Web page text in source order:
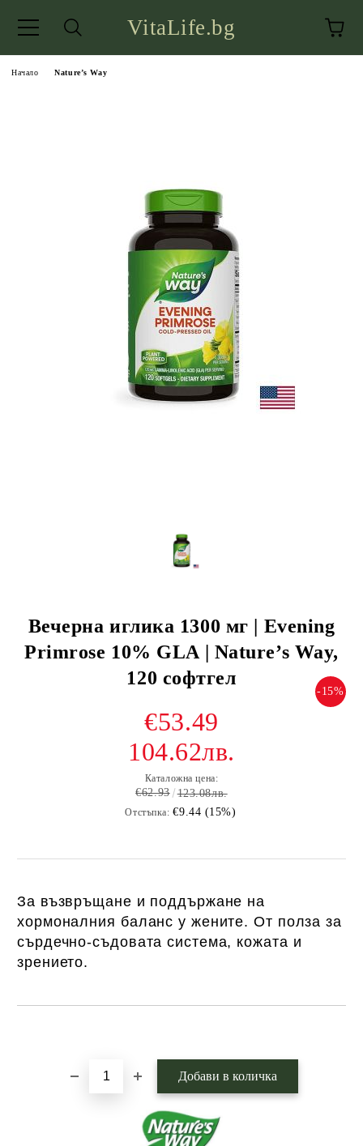
VitaLife.bg
Начало Nature’s Way
Вечерна иглика 1300 мг | Evening
Primrose 10% GLA | Nature’s Way,
120 софтгел
-15%
€53.49
104.62лв.
Каталожна цена:
€62.93 123.08лв.
Отстъпка: €9.44 (15%)
За възвръщане и поддържане на
хормоналния баланс у жените. От полза за
сърдечно-съдовата система, кожата и
зрението.